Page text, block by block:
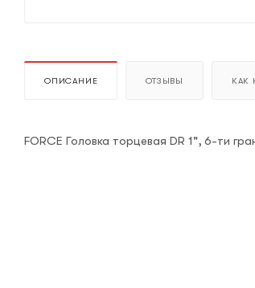
ОПИСАНИЕ ОТЗЫВЫ КАК
FORCE Головка торцевая DR 1", 6-ти